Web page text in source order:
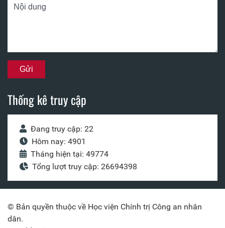
Thống kê truy cập
Đang truy cập: 22
Hôm nay: 4901
Tháng hiện tại: 49774
Tổng lượt truy cập: 26694398
© Bản quyền thuộc về Học viện Chính trị Công an nhân
dân.